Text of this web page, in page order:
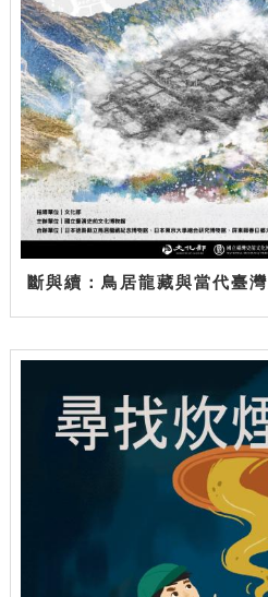
斷與續：鳥居龍藏與當代臺